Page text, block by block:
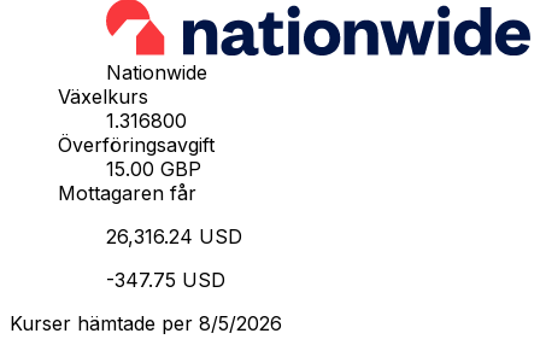
Nationwide
Växelkurs
1.316800
Överföringsavgift
15.00 GBP
Mottagaren får
26,316.24 USD
-347.75 USD
Kurser hämtade per 8/5/2026